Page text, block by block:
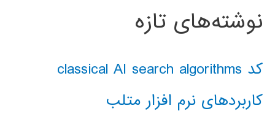
نوشته‌های تازه
کد classical AI search algorithms
کاربردهای نرم افزار متلب